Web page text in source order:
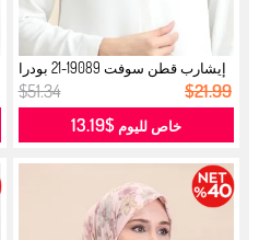
إيشارب قطن سوفت 19089-21 بودرا
وردي...
$51.34 $21.99
خاص لليوم$13.19